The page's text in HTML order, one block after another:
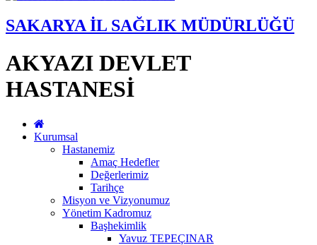
SAKARYA İL SAĞLIK MÜDÜRLÜĞÜ
AKYAZI DEVLET
HASTANESİ
Kurumsal
Hastanemiz
Amaç Hedefler
Değerlerimiz
Tarihçe
Misyon ve Vizyonumuz
Yönetim Kadromuz
Başhekimlik
Yavuz TEPEÇINAR